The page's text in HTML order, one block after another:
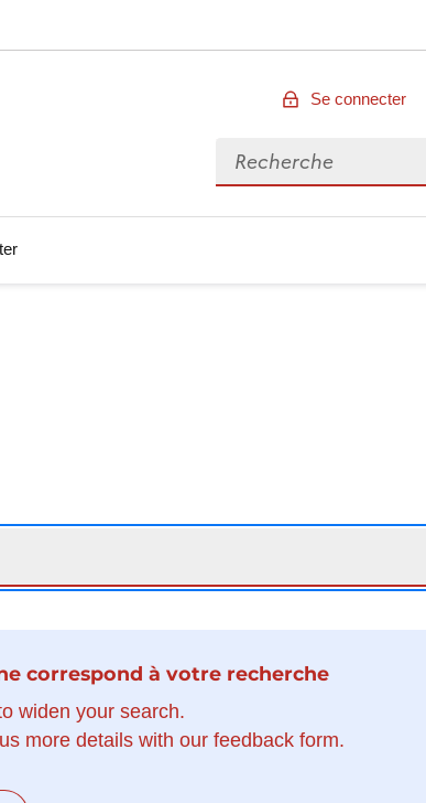
Se connecter
Rechercher des données
correspond à votre recherche
widen your search.
more details with our feedback form.